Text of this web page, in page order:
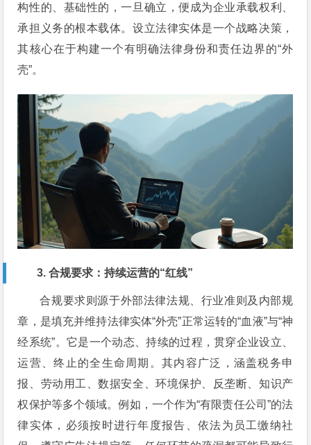
构性的、基础性的，一旦确立，便成为企业承载权利、
承担义务的根本载体。设立法律实体是一个战略决策，
其核心在于构建一个有明确法律身份和责任边界的“外
壳”。
3. 合规要求：持续运营的“红线”
合规要求则源于外部法律法规、行业准则及内部规
章，是填充并维持法律实体“外壳”正常运转的“血液”与“神
经系统”。它是一个动态、持续的过程，贯穿企业设立、
运营、终止的全生命周期。其内容广泛，涵盖税务申
报、劳动用工、数据安全、环境保护、反垄断、知识产
权保护等多个领域。例如，一个作为“有限责任公司”的法
律实体，必须按时进行年度报告、依法为员工缴纳社